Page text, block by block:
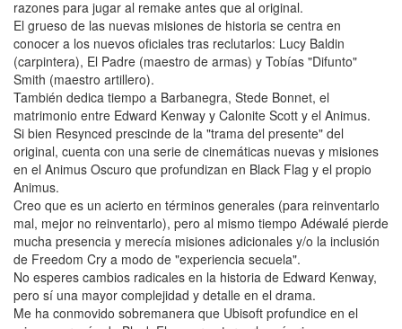
razones para jugar al remake antes que al original.
El grueso de las nuevas misiones de historia se centra en
conocer a los nuevos oficiales tras reclutarlos: Lucy Baldin
(carpintera), El Padre (maestro de armas) y Tobías "Difunto"
Smith (maestro artillero).
También dedica tiempo a Barbanegra, Stede Bonnet, el
matrimonio entre Edward Kenway y Calonite Scott y el Animus.
Si bien Resynced prescinde de la "trama del presente" del
original, cuenta con una serie de cinemáticas nuevas y misiones
en el Animus Oscuro que profundizan en Black Flag y el propio
Animus.
Creo que es un acierto en términos generales (para reinventarlo
mal, mejor no reinventarlo), pero al mismo tiempo Adéwalé pierde
mucha presencia y merecía misiones adicionales y/o la inclusión
de Freedom Cry a modo de "experiencia secuela".
No esperes cambios radicales en la historia de Edward Kenway,
pero sí una mayor complejidad y detalle en el drama.
Me ha conmovido sobremanera que Ubisoft profundice en el